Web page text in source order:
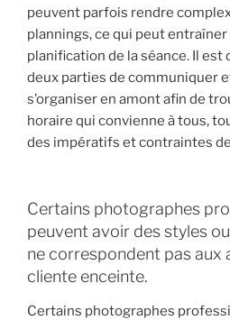
peuvent parfois rendre
plannings, ce qui peut entraîner
planification de la séance. Il
deux parties de communiquer
s’organiser en amont afin de
horaire qui convienne à tous,
des impératifs et contraintes
Certains photographes
peuvent avoir des styles
ne correspondent pas aux
cliente enceinte.
Certains photographes